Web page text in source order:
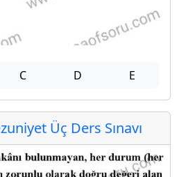
C D E
Üç Ders Sınavı